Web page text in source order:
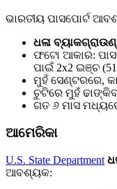
ଭାରତୀୟ ପାସପୋର୍ଟ
ଧଳା
ଫଟୋ ଆକାର:
ପାଇଁ 2x2 ଇଞ୍ଚ
ମୁହଁ ସେଣ୍ଟରରେ,
ଚୁଟିରେ ମୁହଁ
ଗତ ୬ ମାସ
ଆମେରିକା
U.S. State Department
ଆବଶ୍ୟକ: